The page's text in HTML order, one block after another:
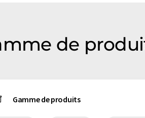
de
Gamme de produits